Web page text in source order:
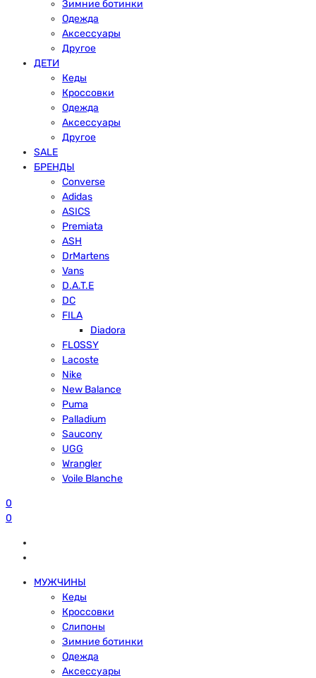
Зимние ботинки
Одежда
Аксессуары
Другое
ДЕТИ
Кеды
Кроссовки
Одежда
Аксессуары
Другое
SALE
БРЕНДЫ
Converse
Adidas
ASICS
Premiata
ASH
DrMartens
Vans
D.A.T.E
DC
FILA
Diadora
FLOSSY
Lacoste
Nike
New Balance
Puma
Palladium
Saucony
UGG
Wrangler
Voile Blanche
0
0
МУЖЧИНЫ
Кеды
Кроссовки
Слипоны
Зимние ботинки
Одежда
Аксессуары